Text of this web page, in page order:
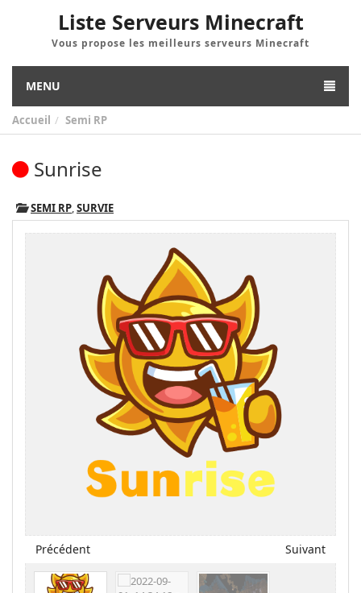
Liste Serveurs Minecraft
Vous propose les meilleurs serveurs Minecraft
MENU
Accueil Semi RP
Sunrise
SEMI RP,SURVIE
Précédent Suivant